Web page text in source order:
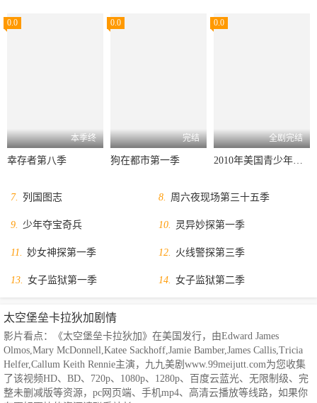
0.0
本季终
幸存者第八季
0.0
完结
狗在都市第一季
0.0
全剧完结
2010年美国青少年选择奖
7. 列国图志 8. 周六夜现场第三十五季
9. 少年夺宝奇兵 10. 灵异妙探第一季
11. 妙女神探第一季 12. 火线警探第三季
13. 女子监狱第一季 14. 女子监狱第二季
太空堡垒卡拉狄加剧情
影片看点：《太空堡垒卡拉狄加》在美国发行，由Edward James
Olmos,Mary McDonnell,Katee Sackhoff,Jamie Bamber,James Callis,Tricia
Helfer,Callum Keith Rennie主演，九九美剧www.99meijutt.com为您收集
了该视频HD、BD、720p、1080p、1280p、百度云蓝光、无限制级、完
整未删减版等资源，pc网页端、手机mp4、高清云播放等线路，如果你